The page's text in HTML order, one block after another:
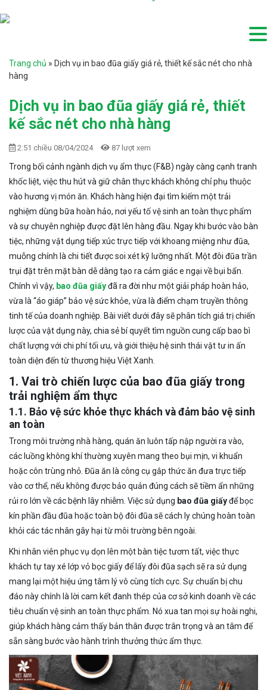
Trang chủ » Dịch vụ in bao đũa giấy giá rẻ, thiết kế sắc nét cho nhà
hàng
Dịch vụ in bao đũa giấy giá rẻ, thiết
kế sắc nét cho nhà hàng
2:51 chiều 08/04/2024 87 lượt xem
Trong bối cảnh ngành dịch vụ ẩm thực (F&B) ngày càng cạnh tranh
khốc liệt, việc thu hút và giữ chân thực khách không chỉ phụ thuộc
vào hương vị món ăn. Khách hàng hiện đại tìm kiếm một trải
nghiệm dùng bữa hoàn hảo, nơi yếu tố vệ sinh an toàn thực phẩm
và sự chuyên nghiệp được đặt lên hàng đầu. Ngay khi bước vào bàn
tiệc, những vật dụng tiếp xúc trực tiếp với khoang miệng như đũa,
muỗng chính là chi tiết được soi xét kỹ lưỡng nhất. Một đôi đũa trần
trụi đặt trên mặt bàn dễ dàng tạo ra cảm giác e ngại về bụi bẩn.
Chính vì vậy, bao đũa giấyđã ra đời như một giải pháp hoàn hảo,
vừa là “áo giáp” bảo vệ sức khỏe, vừa là điểm chạm truyền thông
tinh tế của doanh nghiệp. Bài viết dưới đây sẽ phân tích giá trị chiến
lược của vật dụng này, chia sẻ bí quyết tìm nguồn cung cấp bao bì
chất lượng với chi phí tối ưu, và giới thiệu hệ sinh thái vật tư in ấn
toàn diện đến từ thương hiệu Việt Xanh.
1. Vai trò chiến lược của bao đũa giấy trong
trải nghiệm ẩm thực
1.1. Bảo vệ sức khỏe thực khách và đảm bảo vệ sinh
an toàn
Trong môi trường nhà hàng, quán ăn luôn tấp nập người ra vào,
các luồng không khí thường xuyên mang theo bụi mịn, vi khuẩn
hoặc côn trùng nhỏ. Đũa ăn là công cụ gắp thức ăn đưa trực tiếp
vào cơ thể, nếu không được bảo quản đúng cách sẽ tiềm ẩn những
rủi ro lớn về các bệnh lây nhiễm. Việc sử dụng bao đũa giấyđể bọc
kín phần đầu đũa hoặc toàn bộ đôi đũa sẽ cách ly chúng hoàn toàn
khỏi các tác nhân gây hại từ môi trường bên ngoài.
Khi nhân viên phục vụ dọn lên một bàn tiệc tươm tất, việc thực
khách tự tay xé lớp vỏ bọc giấy để lấy đôi đũa sạch sẽ ra sử dụng
mang lại một hiệu ứng tâm lý vô cùng tích cực. Sự chuẩn bị chu
đáo này chính là lời cam kết đanh thép của cơ sở kinh doanh về các
tiêu chuẩn vệ sinh an toàn thực phẩm. Nó xua tan mọi sự hoài nghi,
giúp khách hàng cảm thấy bản thân được trân trọng và an tâm để
sẵn sàng bước vào hành trình thưởng thức ẩm thực.